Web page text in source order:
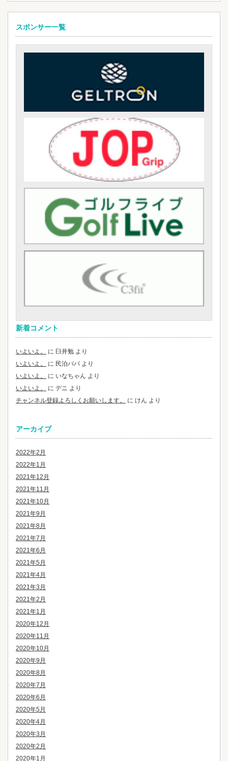
スポンサー一覧
新着コメント
いよいよ。 に 臼井勉 より
いよいよ。
に 民泊パパ より
いよいよ。
に いなちゃん より
いよいよ。
に デニ より
チャンネル登録よろしくお願いします。
に けん より
アーカイブ
2022年2月
2022年1月
2021年12月
2021年11月
2021年10月
2021年9月
2021年8月
2021年7月
2021年6月
2021年5月
2021年4月
2021年3月
2021年2月
2021年1月
2020年12月
2020年11月
2020年10月
2020年9月
2020年8月
2020年7月
2020年6月
2020年5月
2020年4月
2020年3月
2020年2月
2020年1月